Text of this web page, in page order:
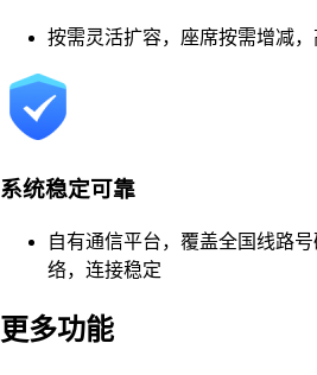
按需灵活扩容，座席按需增减
系统稳定可靠
自有通信平台，覆盖全国线路
络，连接稳定
更多功能